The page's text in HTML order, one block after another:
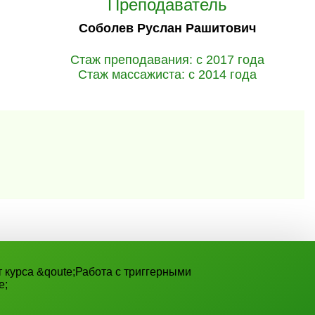
Преподаватель
Соболев Руслан Рашитович
Стаж преподавания: с 2017 года
Стаж массажиста: с 2014 года